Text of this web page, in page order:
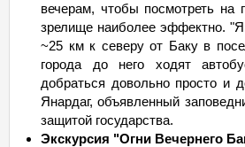
вечерам, чтобы посмотреть на
зрелище наиболее эффектно.
~25 км к северу от Баку в
города до него ходят
добраться довольно просто и
Янардаг, объявленный
защитой государства.
Экскурсия "Огни Вечернего